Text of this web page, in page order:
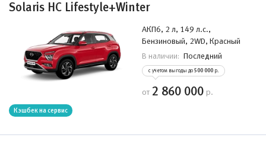
Solaris HC Lifestyle+Winter
АКП6, 2 л, 149 л.с.,
Бензиновый, 2WD, Красный
В наличии: Последний
с учетом выгоды до 500 000 р.
от 2 860 000 р.
Кэшбек на сервис